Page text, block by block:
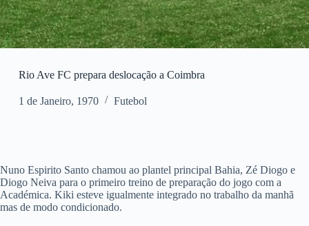
Rio Ave FC prepara deslocação a Coimbra
1 de Janeiro, 1970 Futebol
Nuno Espirito Santo chamou ao plantel principal Bahia, Zé Diogo e
Diogo Neiva para o primeiro treino de preparação do jogo com a
Académica. Kiki esteve igualmente integrado no trabalho da manhã
mas de modo condicionado.